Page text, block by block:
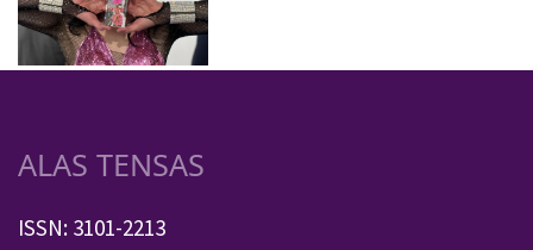
ALAS TENSAS
ISSN: 3101-2213